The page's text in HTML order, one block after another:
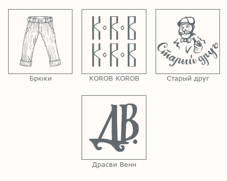
Брюки KOROB KOROB Старый друг
Драсви Венн